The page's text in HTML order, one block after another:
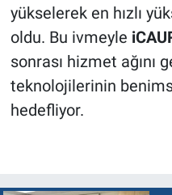
yükselerek en hızlı
oldu. Bu ivmeyle
sonrası hizmet ağını
teknolojilerinin
hedefliyor.